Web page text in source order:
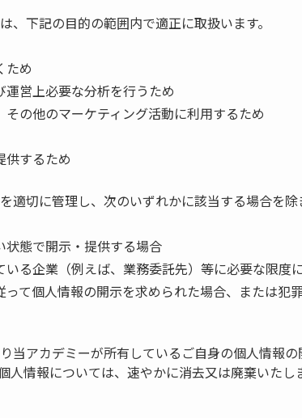
下記の目的の範囲内で適正に取扱います。
ため
営上必要な分析を行うため
の他のマーケティング活動に利用するため
供するため
切に管理し、次のいずれかに該当する場合を除
態で開示・提供する場合
る企業（例えば、業務委託先）等に必要な限度
て個人情報の開示を求められた場合、または犯
当アカデミーが所有しているご自身の個人情報
情報については、速やかに消去又は廃棄いたし